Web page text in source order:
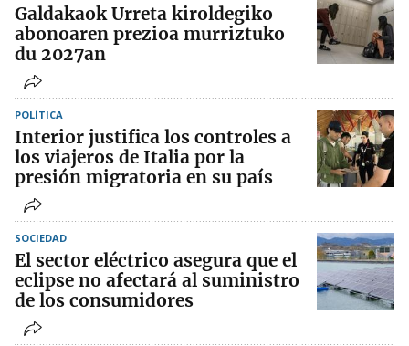
Galdakaok Urreta kiroldegiko
abonoaren prezioa murriztuko
du 2027an
POLÍTICA
Interior justifica los controles a
los viajeros de Italia por la
presión migratoria en su país
SOCIEDAD
El sector eléctrico asegura que el
eclipse no afectará al suministro
de los consumidores